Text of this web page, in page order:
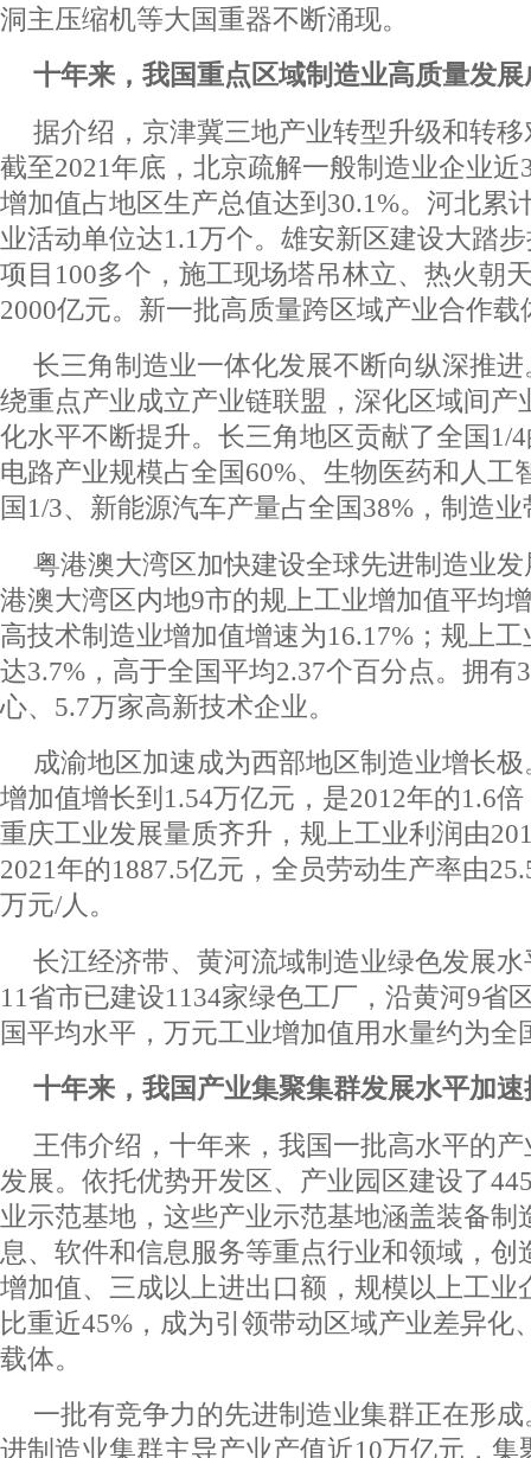
洞主压缩机等大国重器不断涌现。
十年来，我国重点区域制造业高质量发
据介绍，京津冀三地产业转型升级和转
截至2021年底，北京疏解一般制造业企业近
增加值占地区生产总值达到30.1%。河北累
业活动单位达1.1万个。雄安新区建设大踏
项目100多个，施工现场塔吊林立、热火朝
2000亿元。新一批高质量跨区域产业合作
长三角制造业一体化发展不断向纵深推
绕重点产业成立产业链联盟，深化区域间产
化水平不断提升。长三角地区贡献了全国1/
电路产业规模占全国60%、生物医药和人工
国1/3、新能源汽车产量占全国38%，制造
粤港澳大湾区加快建设全球先进制造业
港澳大湾区内地9市的规上工业增加值平均
高技术制造业增加值增速为16.17%；规上
达3.7%，高于全国平均2.37个百分点。拥有
心、5.7万家高新技术企业。
成渝地区加速成为西部地区制造业增长
增加值增长到1.54万亿元，是2012年的1.6
重庆工业发展量质齐升，规上工业利润由
2021年的1887.5亿元，全员劳动生产率由
万元/人。
长江经济带、黄河流域制造业绿色发展
11省市已建设1134家绿色工厂，沿黄河9省
国平均水平，万元工业增加值用水量约为全
十年来，我国产业集聚集群发展水平加速
王伟介绍，十年来，我国一批高水平的
发展。依托优势开发区、产业园区建设了
业示范基地，这些产业示范基地涵盖装备制
息、软件和信息服务等重点行业和领域，创
增加值、三成以上进出口额，规模以上工业
比重近45%，成为引领带动区域产业差异化
载体。
一批有竞争力的先进制造业集群正在形
进制造业集群主导产业产值近10万亿元，集